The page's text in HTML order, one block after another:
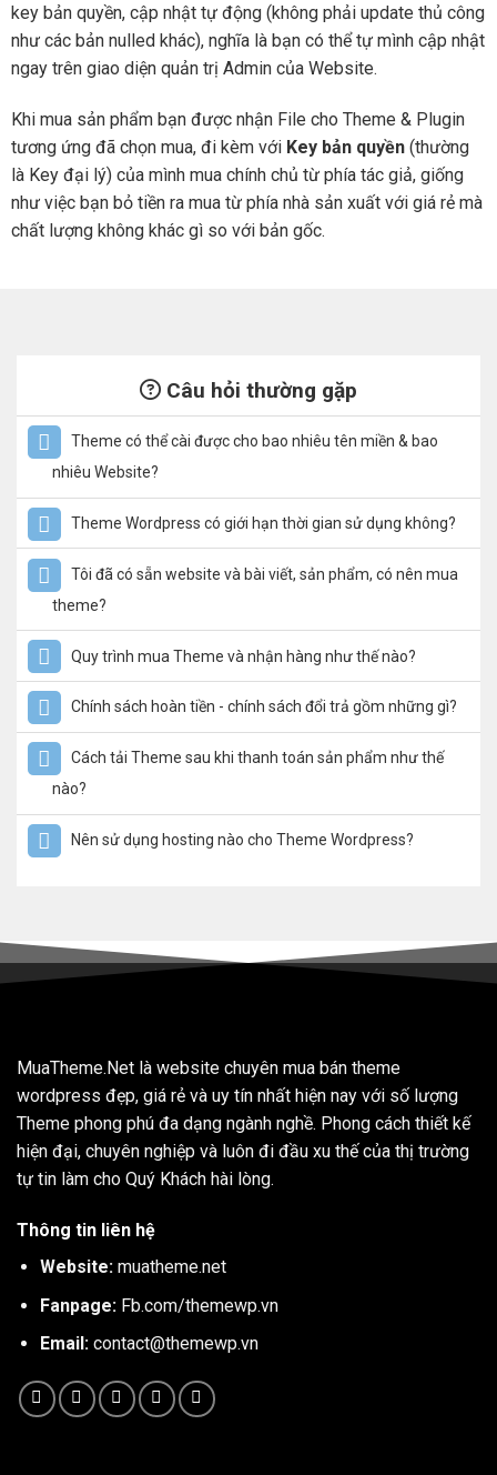
key bản quyền, cập nhật tự động (không phải update thủ công
như các bản nulled khác), nghĩa là bạn có thể tự mình cập nhật
ngay trên giao diện quản trị Admin của Website.
Khi mua sản phẩm bạn được nhận File cho Theme & Plugin
tương ứng đã chọn mua, đi kèm với Key bản quyền (thường
là Key đại lý) của mình mua chính chủ từ phía tác giả, giống
như việc bạn bỏ tiền ra mua từ phía nhà sản xuất với giá rẻ mà
chất lượng không khác gì so với bản gốc.
Câu hỏi thường gặp
Theme có thể cài được cho bao nhiêu tên miền & bao
nhiêu Website?
Theme Wordpress có giới hạn thời gian sử dụng không?
Tôi đã có sẵn website và bài viết, sản phẩm, có nên mua
theme?
Quy trình mua Theme và nhận hàng như thế nào?
Chính sách hoàn tiền - chính sách đổi trả gồm những gì?
Cách tải Theme sau khi thanh toán sản phẩm như thế
nào?
Nên sử dụng hosting nào cho Theme Wordpress?
MuaTheme.Net là website chuyên mua bán theme
wordpress đẹp, giá rẻ và uy tín nhất hiện nay với số lượng
Theme phong phú đa dạng ngành nghề. Phong cách thiết kế
hiện đại, chuyên nghiệp và luôn đi đầu xu thế của thị trường
tự tin làm cho Quý Khách hài lòng.
Thông tin liên hệ
Website: muatheme.net
Fanpage: Fb.com/themewp.vn
Email: contact@themewp.vn